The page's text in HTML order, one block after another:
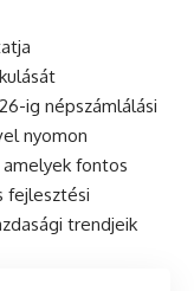
ig népszámlálási
nyomon
fontos
fejlesztési
trendjeik